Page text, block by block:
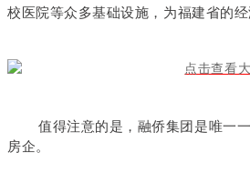
校医院等众多基础设施，为福建省的经
值得注意的是，融侨集团是唯一
房企。